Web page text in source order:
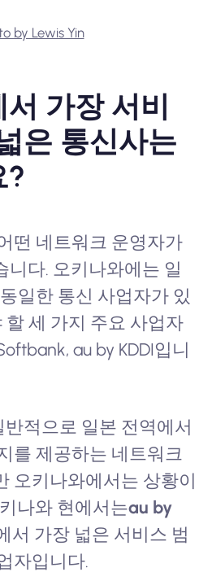
by Lewis Yin
가장 서비
은 통신사는
?
떤 네트워크 운영자가
니다. 오키나와에는 일
일한 통신 사업자가 있
할 세 가지 주요 사업자
au by KDDI입니
적으로 일본 전역에서
를 제공하는 네트워크
오키나와에서는 상황이
나와 현에서는au by
서 가장 넓은 서비스 범
자입니다.